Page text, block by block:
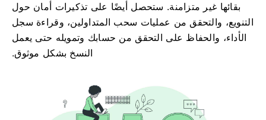
بقائها غير متزامنة. ستحصل أيضًا على تذكيرات أمان حول
التنويع، والتحقق من عمليات سحب المتداولين، وقراءة سجل
الأداء، والحفاظ على التحقق من حسابك وتمويله حتى يعمل
النسخ بشكل موثوق.